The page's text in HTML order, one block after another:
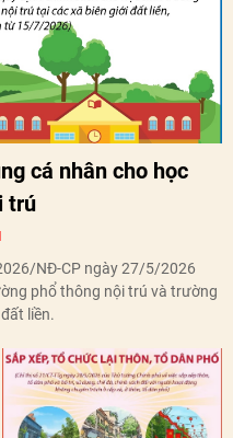
cá nhân cho học
trú
NĐ-CP ngày 27/5/2026
phổ thông nội trú và trường
liền.